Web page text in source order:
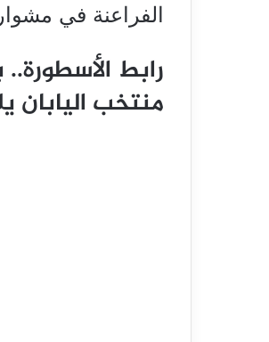
الفراعنة في
رابط
منتخب اليابان